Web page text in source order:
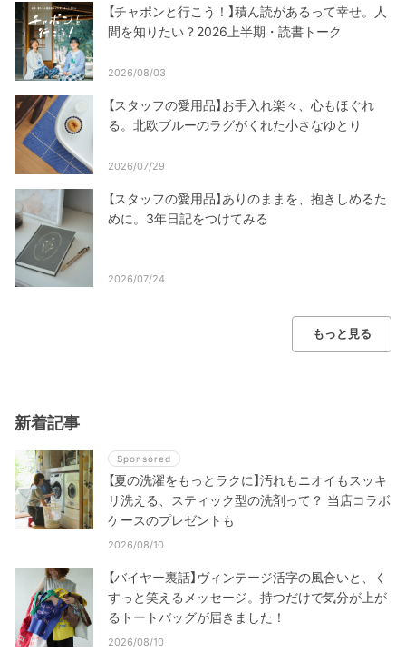
【チャポンと行こう！】積ん読があるって幸せ。人
間を知りたい？2026上半期・読書トーク
2026/08/03
【スタッフの愛用品】お手入れ楽々、心もほぐれ
る。北欧ブルーのラグがくれた小さなゆとり
2026/07/29
【スタッフの愛用品】ありのままを、抱きしめるた
めに。3年日記をつけてみる
2026/07/24
もっと見る
新着記事
Sponsored
【夏の洗濯をもっとラクに】汚れもニオイもスッキ
リ洗える、スティック型の洗剤って？ 当店コラボ
ケースのプレゼントも
2026/08/10
【バイヤー裏話】ヴィンテージ活字の風合いと、く
すっと笑えるメッセージ。持つだけで気分が上が
るトートバッグが届きました！
2026/08/10